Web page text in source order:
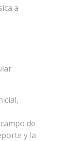
a
de
y la